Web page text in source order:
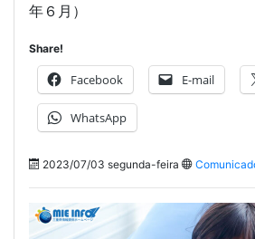
年６月）
Share!
Facebook E-mail
WhatsApp
2023/07/03 segunda-feira